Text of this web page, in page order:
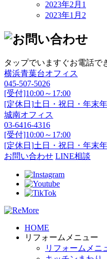
2023年2月 1
2023年1月 2
タップでいますぐお電話で
横浜青葉台オフィス
045-507-5026
[受付]10:00～17:00
[定休日]土日・祝日・年末
城南オフィス
03-6416-4316
[受付]10:00～17:00
[定休日]土日・祝日・年末
お問い合わせ LINE相談
HOME
リフォームメニュー
リフォームメニ